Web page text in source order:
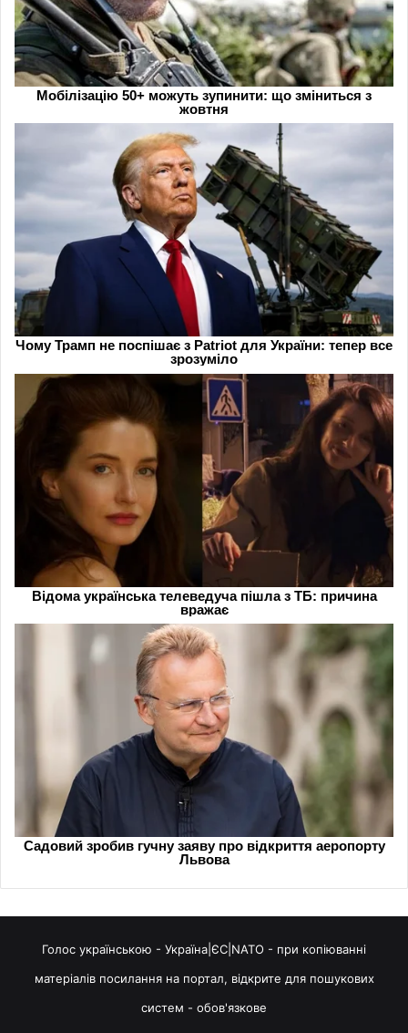
Голос українською - Україна|ЄС|NATO - при копіюванні
матеріалів посилання на портал, відкрите для пошукових
систем - обов'язкове